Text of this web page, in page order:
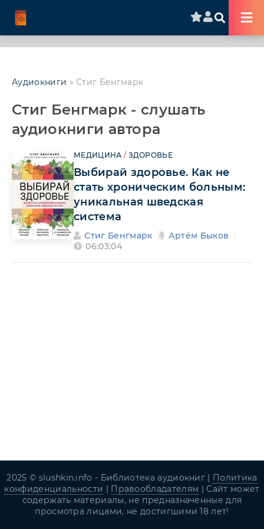
Аудиокниги » Стиг Бенгмарк
Стиг Бенгмарк - слушать
аудиокниги автора
МЕДИЦИНА / ЗДОРОВЬЕ
Выбирай здоровье. Как не
стать хроническим больным:
уникальная шведская
система
Стиг Бенгмарк
Артём Быков
06:03:04
2025 © slushkin.info - Библиотека аудиокниг | Политика
конфиденциальности | Правообладателям | Сайт может
содержать материалы, не предназначенные для
просмотра лицами, не достигшими 18 лет!